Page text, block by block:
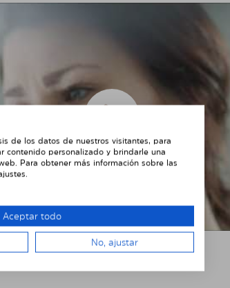
de los datos de nuestros visitantes, para
contenido personalizado y brindarle una
Para obtener más información sobre las
Aceptar todo
No, ajustar